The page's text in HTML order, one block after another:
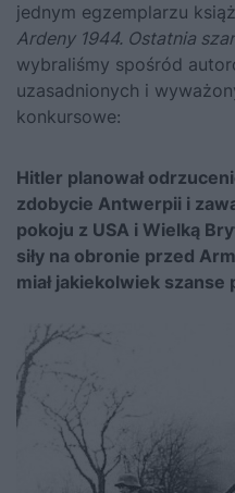
jednym egzemplarzu
Ardeny 1944. Ostatnia
wybraliśmy spośród
uzasadnionych i
konkursowe:
Hitler planował
zdobycie Antwerpii i
pokoju z USA i Wielką
siły na obronie przed
miał jakiekolwiek szanse